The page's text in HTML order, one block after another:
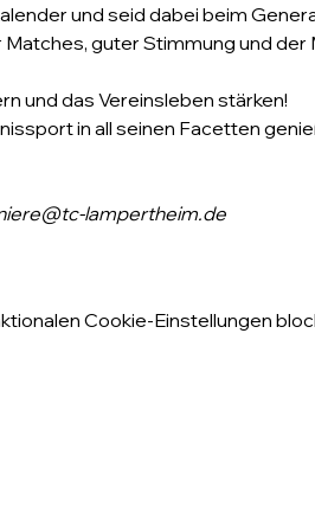
und seid dabei beim
guter Stimmung und
und das Vereinsleben stärken!
in all seinen Facetten
lampertheim.de
Cookie-Einstellungen